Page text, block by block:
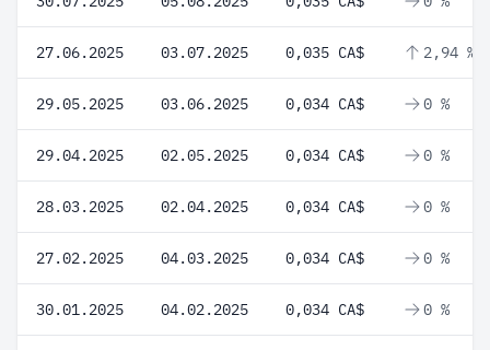
27.06.2025 03.07.2025 0,035 CA$ 2,94 %
29.05.2025 03.06.2025 0,034 CA$ 0 %
29.04.2025 02.05.2025 0,034 CA$ 0 %
28.03.2025 02.04.2025 0,034 CA$ 0 %
27.02.2025 04.03.2025 0,034 CA$ 0 %
30.01.2025 04.02.2025 0,034 CA$ 0 %